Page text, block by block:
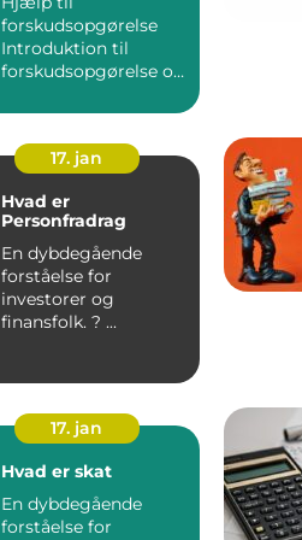
forskudsopgørelse
Introduktion til
forskudsopgørelse og
17. jan
Hvad er
Personfradrag
En dybdegående
forståelse for
investorer og
finansfolk. ? ...
17. jan
Hvad er skat
En dybdegående
forståelse for